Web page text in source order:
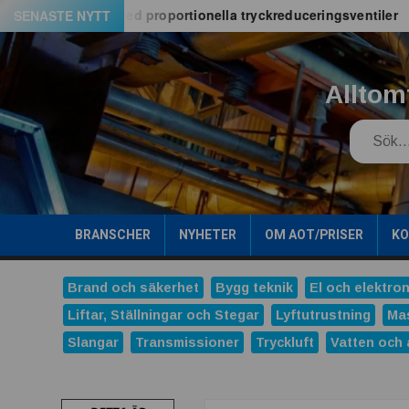
Hoppa
till
innehåll
SENASTE NYTT
serien med proportionella tryckreduceringsventiler
Search
BRANSCHER NYHETER OM AOT/PRISER
Brand och säkerhet Bygg teknik El och
Liftar, Ställningar och Stegar
Lyftutrustning
Slangar
Transmissioner Tryckluft Vatten och